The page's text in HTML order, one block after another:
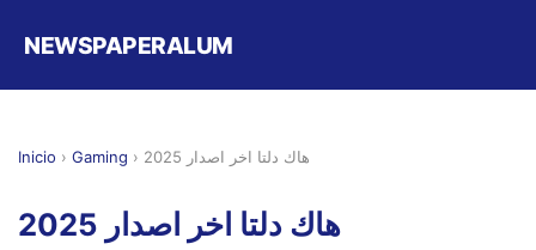
NEWSPAPERALUM
Inicio › Gaming › هاك دلتا اخر اصدار 2025
هاك دلتا اخر اصدار 2025